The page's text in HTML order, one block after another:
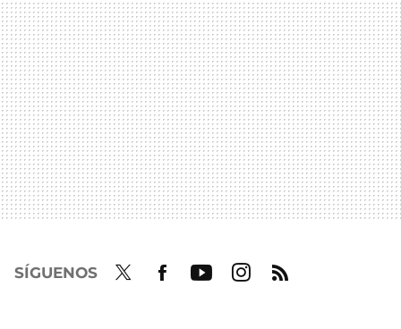
SÍGUENOS